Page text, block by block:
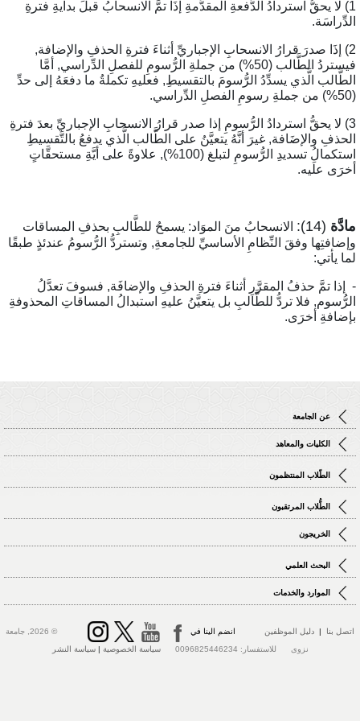
1) لا يحقُّ استردادُ الدُّفعةِ المقدَّمةِ إذَا تمَّ الانسحابُ قبلَ بدايةِ فترةِ
2) إذَا صدرَ قرارُ الانسحابِ الإجباريِّ أثناءَ فترةِ الحذفِ والإضافة,
فيستردُ الطَّالب (50%) من جملةِ الرُّسومِ للفصلِ الدِّراسي, أمَّا
الَّذي يسدِّدُ الرُّسومَ بالتقسيطِ, فعليهِ تكملةُ ما دفعَهُ إلى حدِّ
3) لا يحقُّ استردادُ الرُّسومِ إذا صدر قرارُ الانسحابِ الإجباريِّ بعدَ فترةِ
والإضَافة, غيرَ أنَّهُ يتعيَّنُ على الطَّالب الَّذي يدفعُ بالتَّقسيطِ
استكمالُ تسديدِ الرُّسومِ لتبلغ (100%), علاوةً على أيَّةِ مستحقَّاتٍ
علَيه.
(14):
الانسحابُ منَ الموَاد: يسمحُ للطَّالبِ بحذفِ المساقات
وفقَ النِّظامِ الأساسيِّ للجامعةِ, وتستردُّ الرُّسومُ عندئذٍ طبقًا
يأتي:
إذا تمَّ حذفُ المقرَّرِ أثناءَ فترةِ الحذفِ والإضافَة, فسوفَ تعدَّلُ
فلا تردُّ للطَّالبِ بل يتعيَّنُ عليهِ استبدالُ المساقاتِ المحذوفةِ
أخرَى.
عن الجامعة
الكليات والمعاهد
الطّلاب المنتظمون
الطُّلاب المرتقبون
الخريجون
البحث العلمي
الموارد والخدمات
بنا | دليل الموظفين انضم الينا في
© 2026, جامعة
نزوى للاستفسار: 0096825446234
سياسة الخصوصية|سياسة النشر